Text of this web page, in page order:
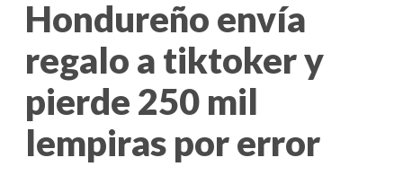
Hondureño envía
regalo a tiktoker y
pierde 250 mil
lempiras por error